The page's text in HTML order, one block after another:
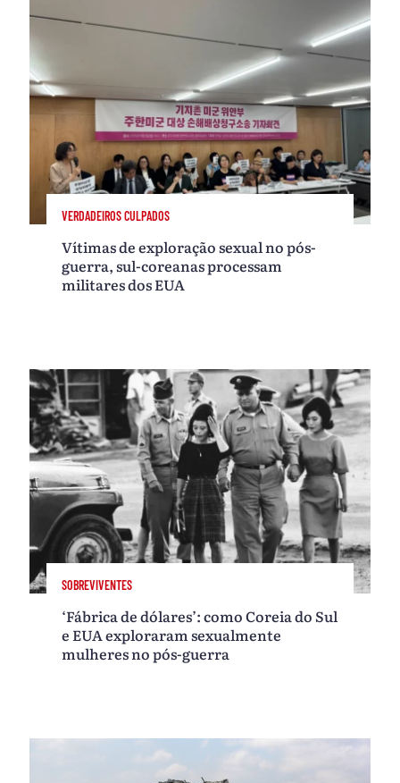
VERDADEIROS CULPADOS
Vítimas de exploração sexual no pós-
guerra, sul-coreanas processam
militares dos EUA
SOBREVIVENTES
‘Fábrica de dólares’: como Coreia do Sul
e EUA exploraram sexualmente
mulheres no pós-guerra